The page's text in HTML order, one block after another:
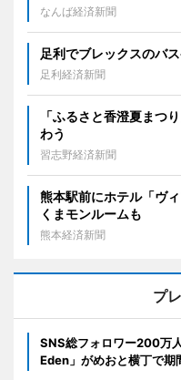
なんば経済新聞
足利でブレックスのバ
足利経済新聞
「ふるさと香澄夏ま
わう
習志野経済新聞
熊本駅前にホテル「ヴ
くまモンルームも
熊本経済新聞
プ
SNS総フォロワー200万
Eden」がめおと横丁で期